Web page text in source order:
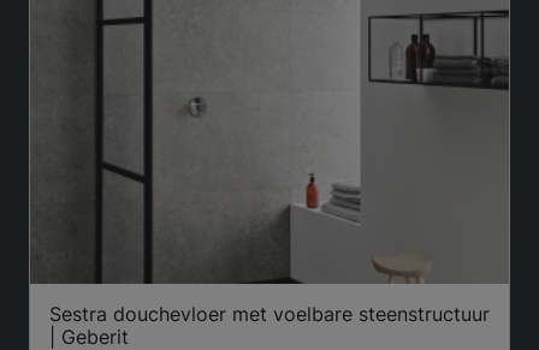
Sestra douchevloer met voelbare steenstructuur
| Geberit